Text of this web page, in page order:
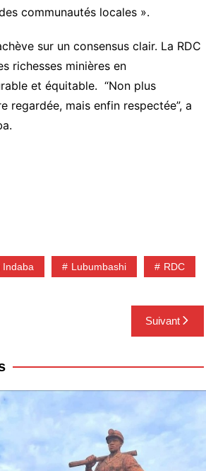
communautés locales ».
sur un consensus clair. La RDC
richesses minières en
et équitable. “Non plus
regardée, mais enfin respectée”, a
Indaba Lubumbashi RDC
Suivant